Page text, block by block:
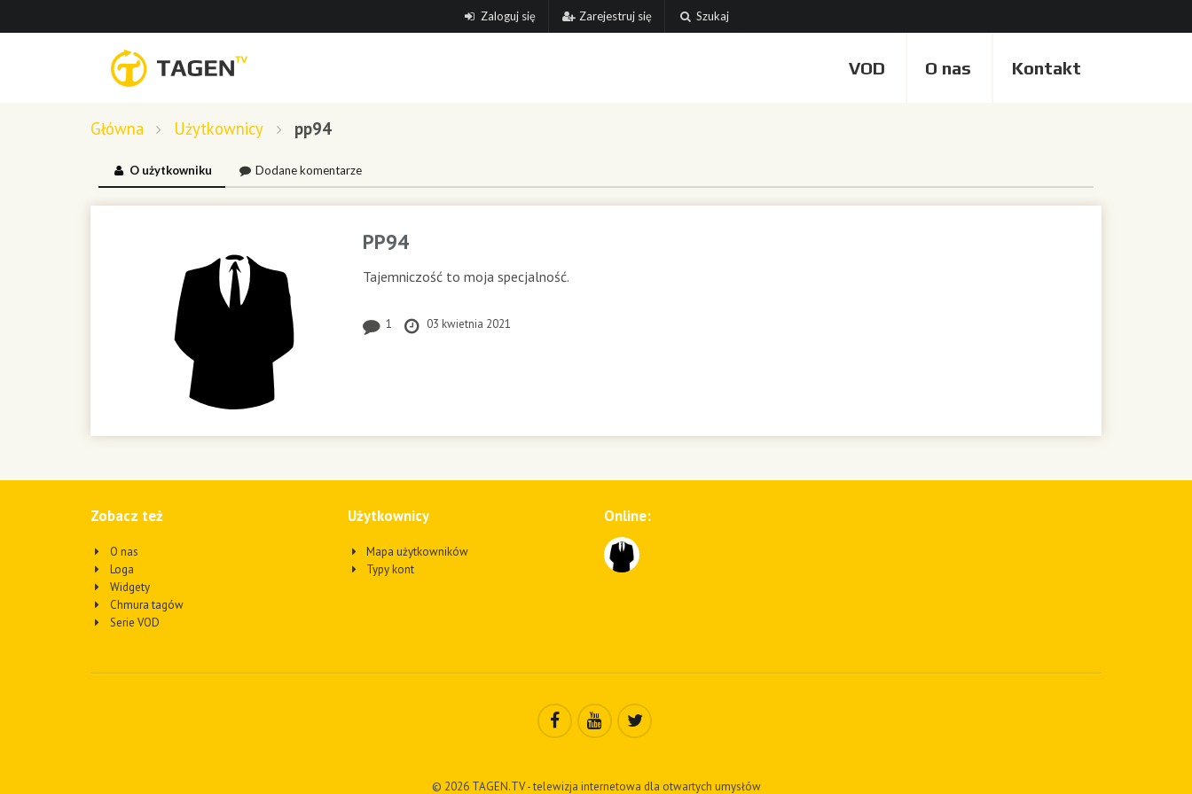
Zaloguj się Zarejestruj się Szukaj
VOD O nas Kontakt
Główna Użytkownicy pp94
O użytkowniku Dodane komentarze
PP94
Tajemniczość to moja specjalność.
1 03 kwietnia 2021
Zobacz też
O nas
Loga
Widgety
Chmura tagów
Serie VOD
Użytkownicy
Mapa użytkowników
Typy kont
Online:
© 2026 TAGEN.TV - telewizja internetowa dla otwartych umysłów